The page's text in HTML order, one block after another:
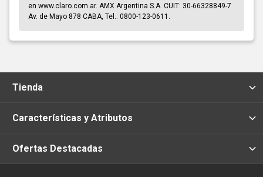
en www.claro.com.ar. AMX Argentina S.A. CUIT: 30-66328849-7
Av. de Mayo 878 CABA, Tel.: 0800-123-0611.
Tienda
Características y Atributos
Ofertas Destacadas